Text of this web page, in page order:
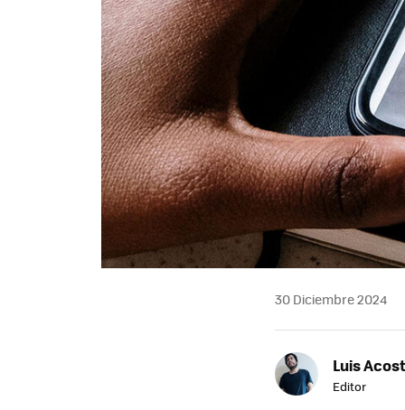
30 Diciembre 2024
Luis
Editor